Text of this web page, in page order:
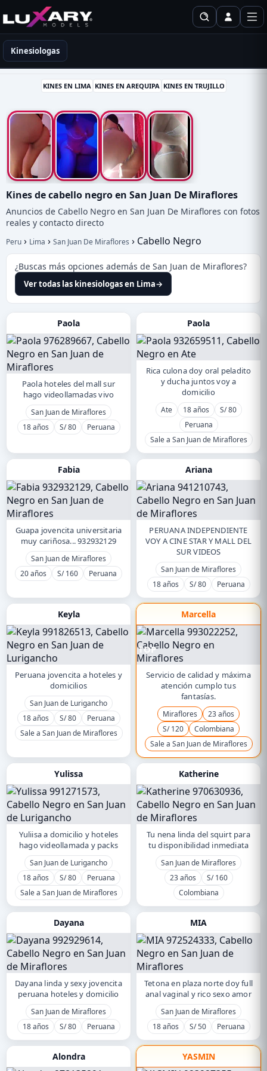
Kinesiólogas en Perú
Kinesiologas
KINES EN LIMA KINES EN AREQUIPA KINES EN TRUJILLO
Kines de cabello negro en San Juan De Miraflores
Anuncios de Cabello Negro en San Juan De Miraflores con fotos
reales y contacto directo
Peru › Lima › San Juan De Miraflores › Cabello Negro
¿Buscas más opciones además de San Juan de Miraflores?
Ver todas las kinesiologas en Lima→
Paola
Paola hoteles del mall sur
hago videollamadas vivo
San Juan de Miraflores
18 años
S/ 80 Peruana
Paola
Rica culona doy oral peladito
y ducha juntos voy a
domicilio
Ate 18 años
S/ 80
Peruana
Sale a San Juan de Miraflores
Fabia
Guapa jovencita universitaria
muy cariñosa... 932932129
San Juan de Miraflores
20 años
S/ 160 Peruana
Ariana
PERUANA INDEPENDIENTE
VOY A CINE STAR Y MALL DEL
SUR VIDEOS
San Juan de Miraflores
18 años
S/ 80 Peruana
Keyla
Peruana jovencita a hoteles y
domicilios
San Juan de Lurigancho
18 años
S/ 80
Peruana
Sale a San Juan de Miraflores
Marcella
TOP
Servicio de calidad y máxima
atención cumplo tus
fantasías.
Miraflores
23 años
S/ 120
Colombiana
Sale a San Juan de Miraflores
Yulissa
Yuliisa a domicilio y hoteles
hago videollamada y packs
San Juan de Lurigancho
18 años
S/ 80
Peruana
Sale a San Juan de Miraflores
Katherine
Tu nena linda del squirt para
tu disponibilidad inmediata
San Juan de Miraflores
23 años
S/ 160
Colombiana
Dayana
Dayana linda y sexy jovencita
peruana hoteles y domicilio
San Juan de Miraflores
18 años
S/ 80 Peruana
MIA
Tetona en plaza norte doy full
anal vaginal y rico sexo amor
San Juan de Miraflores
18 años
S/ 50 Peruana
Alondra YASMIN